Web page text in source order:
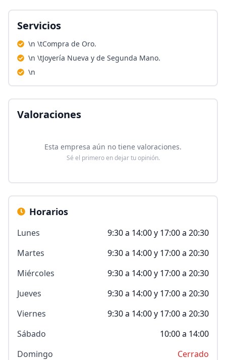
Servicios
\n \tCompra de Oro.
\n \tJoyería Nueva y de Segunda Mano.
\n
Valoraciones
Esta empresa aún no tiene valoraciones.
Sé el primero en dejar tu opinión.
Horarios
Lunes
9:30 a 14:00 y 17:00 a 20:30
Martes
9:30 a 14:00 y 17:00 a 20:30
Miércoles
9:30 a 14:00 y 17:00 a 20:30
Jueves
9:30 a 14:00 y 17:00 a 20:30
Viernes
9:30 a 14:00 y 17:00 a 20:30
Sábado
10:00 a 14:00
Domingo
Cerrado